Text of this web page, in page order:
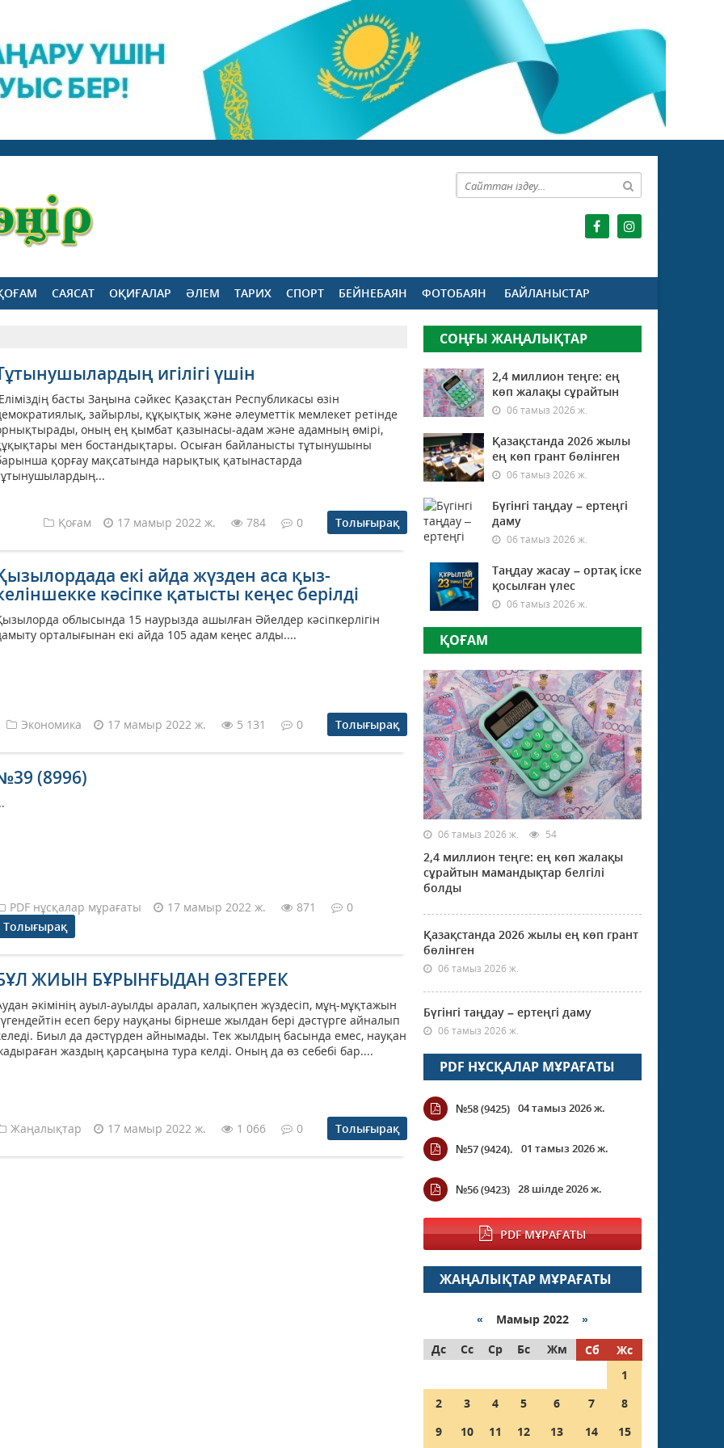
САЯСАТ ОҚИҒАЛАР ӘЛЕМ ТАРИХ СПОРТ БЕЙНЕБАЯН ФОТОБАЯН БАЙЛАНЫСТАР
игілігі үшін
басты Заңына сәйкес Қазақстан Республикасы өзін
зайырлы, құқықтық және әлеуметтік мемлекет ретінде
оның ең қымбат қазынасы-адам және адамның өмірі,
мен бостандықтары. Осыған байланысты тұтынушыны
қорғау мақсатында нарықтық қатынастарда
Қоғам 17 мамыр 2022 ж. 784 0 Толығырақ
екі айда жүзден аса қыз-
кәсіпке қатысты кеңес берілді
облысында 15 наурызда ашылған Әйелдер кәсіпкерлігін
орталығынан екі айда 105 адам кеңес алды....
Экономика 17 мамыр 2022 ж. 5 131 0 Толығырақ
(8996)
PDF нұсқалар мұрағаты 17 мамыр 2022 ж. 871
0
Толығырақ
ЖИЫН БҰРЫНҒЫДАН ӨЗГЕРЕК
әкімінің ауыл-ауылды аралап, халықпен жүздесіп, мұң-мұқтажын
есеп беру науқаны бірнеше жылдан бері дәстүрге айналып
Биыл да дәстүрден айнымады. Тек жылдың басында емес, науқан
жаздың қарсаңына тура келді. Оның да өз себебі бар....
Жаңалықтар 17 мамыр 2022 ж. 1 066 0 Толығырақ
СОҢҒЫ ЖАҢАЛЫҚТАР
2,4 миллион теңге: ең
көп жалақы сұрайтын
06 тамыз 2026 ж.
Қазақстанда 2026 жылы
ең көп грант бөлінген
06 тамыз 2026 ж.
Бүгінгі таңдау – ертеңгі
даму
06 тамыз 2026 ж.
Таңдау жасау – ортақ іске
қосылған үлес
06 тамыз 2026 ж.
ҚОҒАМ
06 тамыз 2026 ж. 54
2,4 миллион теңге: ең көп жалақы
сұрайтын мамандықтар белгілі
болды
Қазақстанда 2026 жылы ең көп грант
бөлінген
06 тамыз 2026 ж.
Бүгінгі таңдау – ертеңгі даму
06 тамыз 2026 ж.
PDF НҰСҚАЛАР МҰРАҒАТЫ
№58 (9425) 04 тамыз 2026 ж.
№57 (9424). 01 тамыз 2026 ж.
№56 (9423) 28 шілде 2026 ж.
PDF МҰРАҒАТЫ
ЖАҢАЛЫҚТАР МҰРАҒАТЫ
« Мамыр 2022 »
Дс
Сс Ср Бс Жм Сб
Жс
1
2
3 4 5 6 7
8
9
10 11 12 13 14 15